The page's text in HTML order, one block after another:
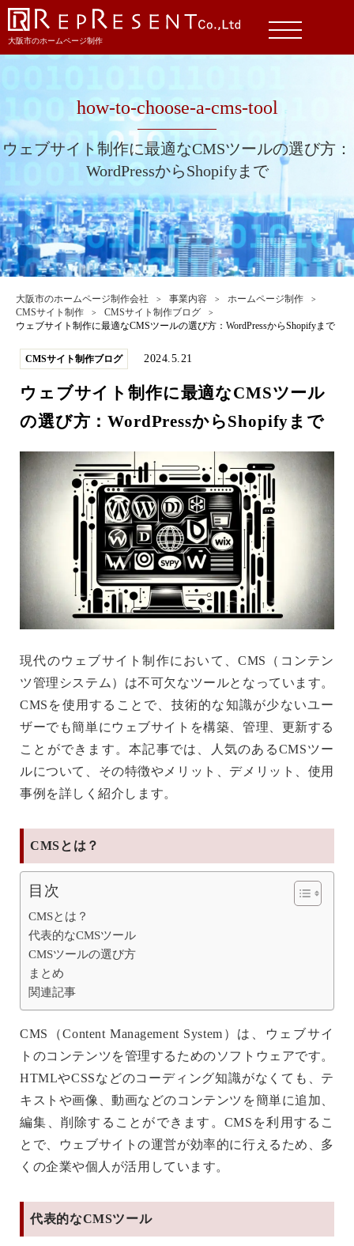
大阪市のホームページ制作
how-to-choose-a-cms-tool
ウェブサイト制作に最適なCMSツールの選び方：
WordPressからShopifyまで
大阪市のホームページ制作会社 事業内容
ホームページ制作
CMSサイト制作
CMSサイト制作ブログ
ウェブサイト制作に最適なCMSツールの選び方：WordPressからShopifyまで
CMSサイト制作ブログ 2024.5.21
ウェブサイト制作に最適なCMSツール
の選び方：WordPressからShopifyまで
現代のウェブサイト制作において、CMS（コンテン
ツ管理システム）は不可欠なツールとなっています。
CMSを使用することで、技術的な知識が少ないユー
ザーでも簡単にウェブサイトを構築、管理、更新する
ことができます。本記事では、人気のあるCMSツー
ルについて、その特徴やメリット、デメリット、使用
事例を詳しく紹介します。
CMSとは？
目次
CMSとは？
代表的なCMSツール
CMSツールの選び方
まとめ
関連記事
CMS（Content Management System）は、ウェブサイ
トのコンテンツを管理するためのソフトウェアです。
HTMLやCSSなどのコーディング知識がなくても、テ
キストや画像、動画などのコンテンツを簡単に追加、
編集、削除することができます。CMSを利用するこ
とで、ウェブサイトの運営が効率的に行えるため、多
くの企業や個人が活用しています。
代表的なCMSツール